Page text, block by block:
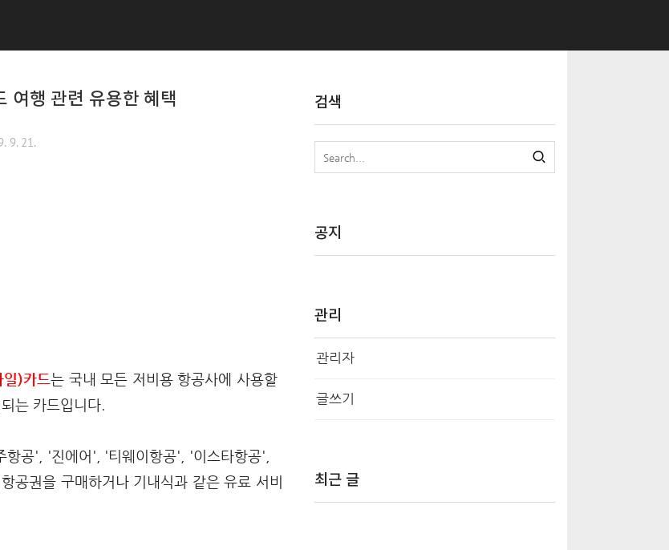
여행 관련 유용한 혜택
9. 21.
일)카드는 국내 모든 저비용 항공사에 사용할
는 카드입니다.
항공', '진에어', '티웨이항공', '이스타항공',
공권을 구매하거나 기내식과 같은 유료 서비
검색
공지
관리
관리자
글쓰기
최근 글